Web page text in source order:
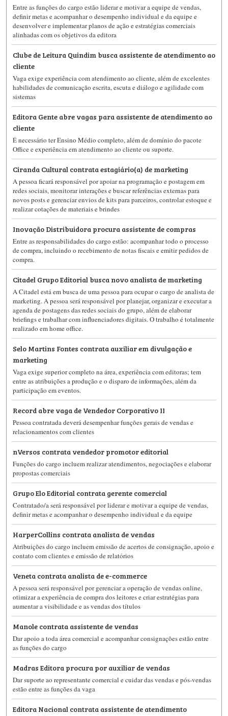
Entre as funções do cargo estão liderar e motivar a equipe de vendas,
definir metas e acompanhar o desempenho individual e da equipe e
desenvolver e implementar planos de ação e estratégias comerciais
alinhadas com os objetivos da editora
Clube de Leitura Quindim busca assistente de atendimento ao
cliente
Vaga exige experiência com atendimento ao cliente, além de excelentes
habilidades de comunicação escrita, escuta e diálogo e agilidade com
sistemas
Editora Gente abre vagas para assistente de atendimento ao
cliente
É necessário ter Ensino Médio completo, além de domínio do pacote
Office e experiência em atendimento ao cliente ou suporte.
Ciranda Cultural contrata estagiário(a) de marketing
A pessoa ficará responsável por apoiar na programação e postagem em
redes sociais, monitorar interações e buscar referências externas para
novos posts e gerenciar envios de kits para parceiros, controlar estoque e
realizar cotações de materiais e brindes
Inovação Distribuidora procura assistente de compras
Entre as responsabilidades do cargo estão: acompanhar todo o processo
de compra, incluindo o recebimento de notas fiscais e emitir pedidos de
compra.
Citadel Grupo Editorial busca novo analista de marketing
A Citadel está em busca de uma pessoa para ocupar o cargo de analista de
marketing. A pessoa será responsável por planejar, organizar e executar a
agenda de postagens das redes sociais do grupo, além de elaborar
briefings e trabalhar com influenciadores digitais. O trabalho é totalmente
realizado em home office.
Selo Martins Fontes contrata auxiliar em divulgação e
marketing
Vaga exige superior completo na área, experiência com editoras; tem
entre as atribuições a produção e o disparo de informações, além da
participação em eventos.
Record abre vaga de Vendedor Corporativo II
Pessoa contratada deverá desempenhar funções gerais de vendas e
relacionamentos com clientes
nVersos contrata vendedor promotor editorial
Funções do cargo incluem realizar atendimentos, negociações e elaborar
propostas comerciais
Grupo Elo Editorial contrata gerente comercial
Contratado/a será responsável por liderar e motivar a equipe de vendas,
definir metas e acompanhar o desempenho individual e da equipe
HarperCollins contrata analista de vendas
Atribuições do cargo incluem emissão de acertos de consignação, apoio e
contato com clientes e emissão de relatórios
Veneta contrata analista de e-commerce
A pessoa será responsável por gerenciar a operação de vendas online,
otimizar a experiência de compra dos leitores e criar estratégias para
aumentar a visibilidade e as vendas dos títulos
Manole contrata assistente de vendas
Dar apoio a toda área comercial e acompanhar consignações estão entre
as funções do cargo
Madras Editora procura por auxiliar de vendas
Dar suporte ao representante comercial e cuidar das vendas e pós-vendas
estão entre as funções da vaga
Editora Nacional contrata assistente de atendimento